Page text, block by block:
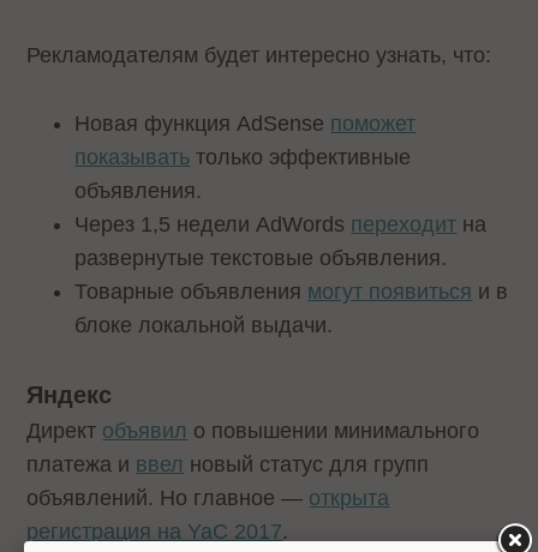
Рекламодателям будет интересно узнать, что:
Новая функция AdSense поможет
показывать только эффективные
объявления.
Через 1,5 недели AdWords переходит на
развернутые текстовые объявления.
Товарные объявления могут появиться и в
блоке локальной выдачи.
Яндекс
Директ объявил о повышении минимального
платежа и ввел новый статус для групп
объявлений. Но главное — открыта
регистрация на YaC 2017.